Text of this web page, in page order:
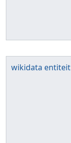
wikidata entiteit